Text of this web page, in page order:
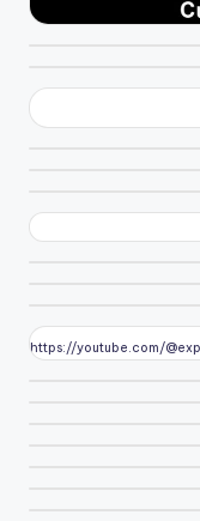
https://youtube.com/